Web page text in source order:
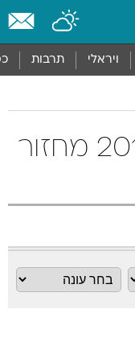
ויראלי תרבות
ליגה ספרדית 2012/13 מחזור